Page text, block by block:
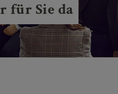
für Sie da